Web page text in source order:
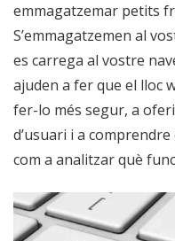
emmagatzemar petits
S’emmagatzemen al
es carrega al vostre
ajuden a fer que el lloc
fer-lo més segur, a
d’usuari i a
com a analitzar què